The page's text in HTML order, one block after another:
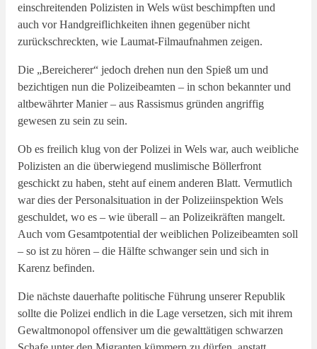
einschreitenden Polizisten in Wels wüst beschimpften und
auch vor Handgreiflichkeiten ihnen gegenüber nicht
zurückschreckten, wie Laumat-Filmaufnahmen zeigen.
Die „Bereicherer“ jedoch drehen nun den Spieß um und
bezichtigen nun die Polizeibeamten – in schon bekannter und
altbewährter Manier – aus Rassismus gründen angriffig
gewesen zu sein zu sein.
Ob es freilich klug von der Polizei in Wels war, auch weibliche
Polizisten an die überwiegend muslimische Böllerfront
geschickt zu haben, steht auf einem anderen Blatt. Vermutlich
war dies der Personalsituation in der Polizeiinspektion Wels
geschuldet, wo es – wie überall – an Polizeikräften mangelt.
Auch vom Gesamtpotential der weiblichen Polizeibeamten soll
– so ist zu hören – die Hälfte schwanger sein und sich in
Karenz befinden.
Die nächste dauerhafte politische Führung unserer Republik
sollte die Polizei endlich in die Lage versetzen, sich mit ihrem
Gewaltmonopol offensiver um die gewalttätigen schwarzen